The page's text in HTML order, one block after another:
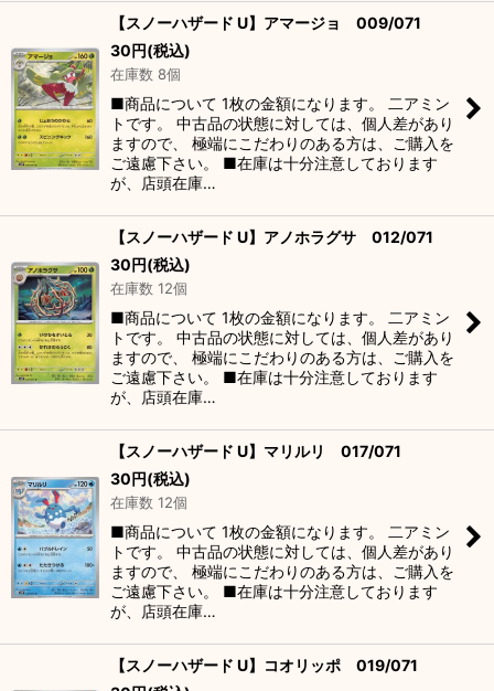
【スノーハザード U】アマージョ 009/071
30円(税込)
在庫数 8個
■商品について 1枚の金額になります。 二アミン
トです。 中古品の状態に対しては、個人差があり
ますので、 極端にこだわりのある方は、ご購入を
ご遠慮下さい。 ■在庫は十分注意しております
が、店頭在庫…
【スノーハザード U】アノホラグサ 012/071
30円(税込)
在庫数 12個
■商品について 1枚の金額になります。 二アミン
トです。 中古品の状態に対しては、個人差があり
ますので、 極端にこだわりのある方は、ご購入を
ご遠慮下さい。 ■在庫は十分注意しております
が、店頭在庫…
【スノーハザード U】マリルリ 017/071
30円(税込)
在庫数 12個
■商品について 1枚の金額になります。 二アミン
トです。 中古品の状態に対しては、個人差があり
ますので、 極端にこだわりのある方は、ご購入を
ご遠慮下さい。 ■在庫は十分注意しております
が、店頭在庫…
【スノーハザード U】コオリッポ 019/071